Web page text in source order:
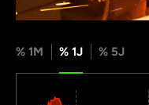
% 1M % 1J % 5J